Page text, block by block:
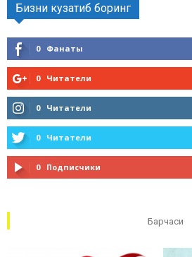
Бизни кузатиб боринг
0 Фанаты
0 Читатели
0 Читатели
0 Читатели
0 Подписчики
Барчаси